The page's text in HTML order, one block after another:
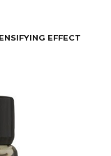
EFFECT